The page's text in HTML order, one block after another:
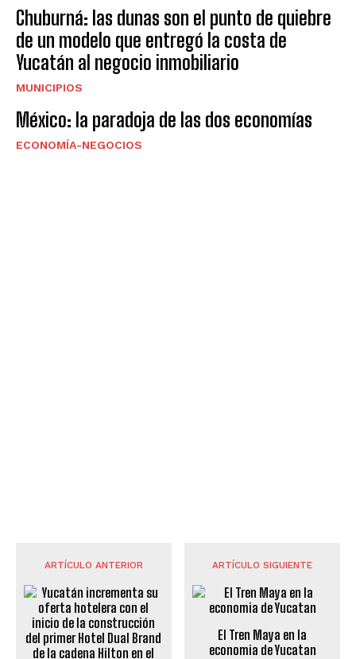
Chuburná: las dunas son el punto de quiebre
de un modelo que entregó la costa de
Yucatán al negocio inmobiliario
MUNICIPIOS
México: la paradoja de las dos economías
ECONOMÍA-NEGOCIOS
ARTÍCULO ANTERIOR ARTÍCULO SIGUIENTE
El Tren Maya en la
economia de Yucatan